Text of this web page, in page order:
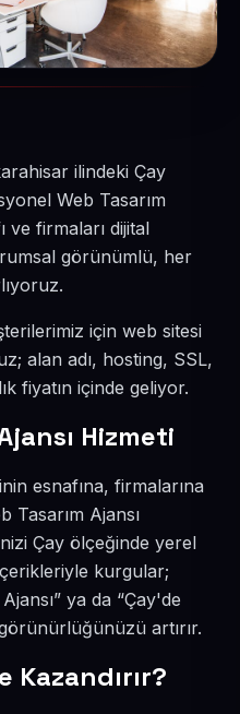
ilindeki Çay
Web Tasarım
ve firmaları dijital
görünümlü, her
için web sitesi
alan adı, hosting, SSL,
fiyatın içinde geliyor.
Hizmeti
esnafına, firmalarına
Tasarım Ajansı
Çay ölçeğinde yerel
kurgular;
ya da “Çay'de
artırır.
Kazandırır?